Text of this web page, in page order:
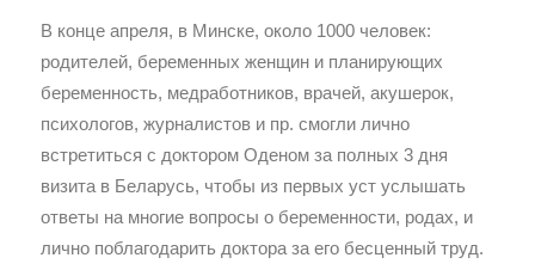
В конце апреля, в Минске, около 1000 человек:
родителей, беременных женщин и планирующих
беременность, медработников, врачей, акушерок,
психологов, журналистов и пр. смогли лично
встретиться с доктором Оденом за полных 3 дня
визита в Беларусь, чтобы из первых уст услышать
ответы на многие вопросы о беременности, родах, и
лично поблагодарить доктора за его бесценный труд.